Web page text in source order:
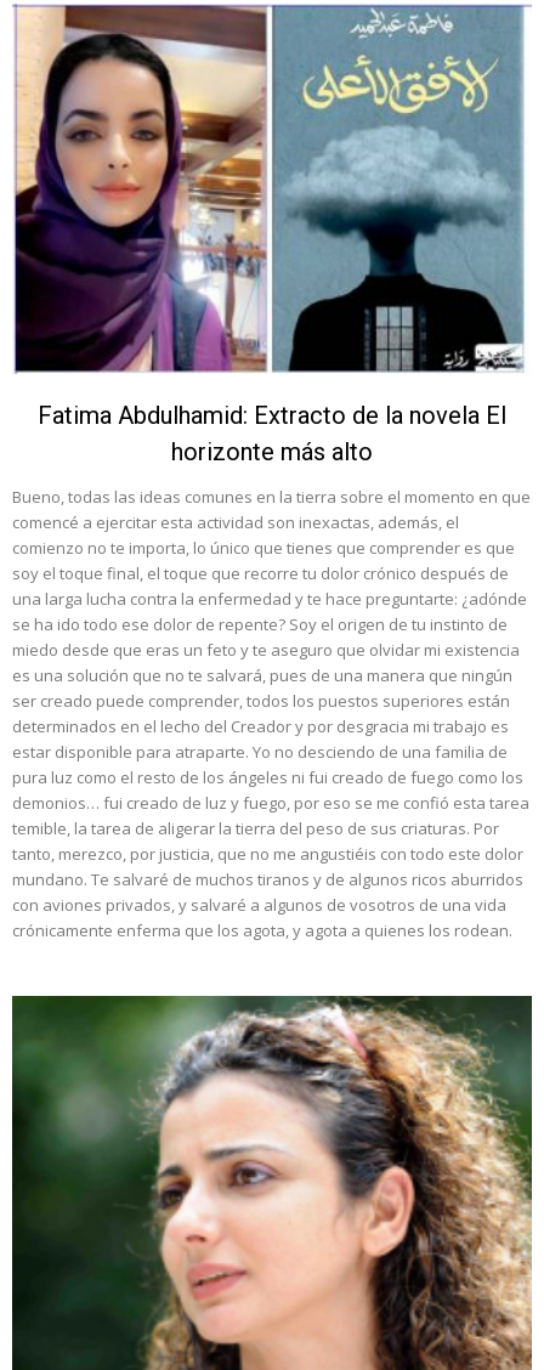
Fatima Abdulhamid: Extracto de la novela El
horizonte más alto
Bueno, todas las ideas comunes en la tierra sobre el momento en que
comencé a ejercitar esta actividad son inexactas, además, el
comienzo no te importa, lo único que tienes que comprender es que
soy el toque final, el toque que recorre tu dolor crónico después de
una larga lucha contra la enfermedad y te hace preguntarte: ¿adónde
se ha ido todo ese dolor de repente? Soy el origen de tu instinto de
miedo desde que eras un feto y te aseguro que olvidar mi existencia
es una solución que no te salvará, pues de una manera que ningún
ser creado puede comprender, todos los puestos superiores están
determinados en el lecho del Creador y por desgracia mi trabajo es
estar disponible para atraparte. Yo no desciendo de una familia de
pura luz como el resto de los ángeles ni fui creado de fuego como los
demonios… fui creado de luz y fuego, por eso se me confió esta tarea
temible, la tarea de aligerar la tierra del peso de sus criaturas. Por
tanto, merezco, por justicia, que no me angustiéis con todo este dolor
mundano. Te salvaré de muchos tiranos y de algunos ricos aburridos
con aviones privados, y salvaré a algunos de vosotros de una vida
crónicamente enferma que los agota, y agota a quienes los rodean.